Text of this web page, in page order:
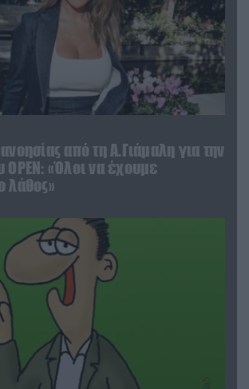
από τη Α.Γιάμαλη για την
ΟΡΕΝ: «Όλοι να έχουμε
λάθος»